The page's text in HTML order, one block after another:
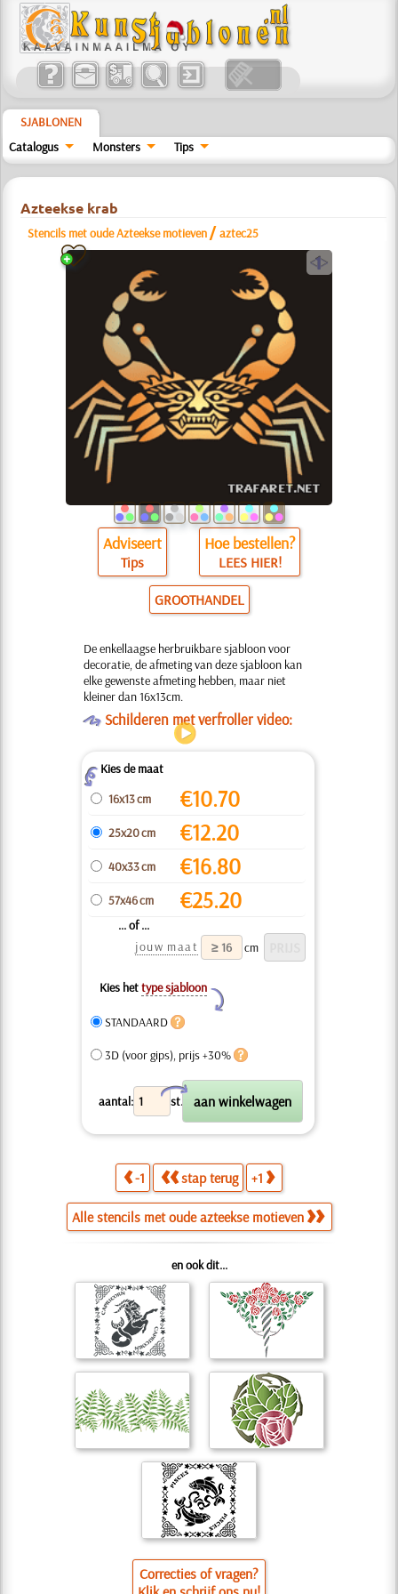
SJABLONEN
Catalogus
Monsters Tips
Azteekse krab
Stencils met oude Azteekse motieven /aztec25
a
Adviseert
Tips
Hoe bestellen?
LEES HIER!
GROOTHANDEL
De enkellaagse herbruikbare sjabloon voor
decoratie, de afmeting van deze sjabloon kan
elke gewenste afmeting hebben, maar niet
kleiner dan 16x13cm.
OSchilderen met verfroller video:
ZKies de maat
16x13 cm
€10.70
25x20 cm €12.20
40x33 cm €16.80
57x46 cm €25.20
... of ...
jouw maat
cm
Kies hettype sjabloon
Y
STANDAARD
3D (voor gips), prijs +30%
aantal: st.
X
-1 stap terug +1
Alle stencils met oude azteekse motieven
en ook dit...
Correcties of vragen?